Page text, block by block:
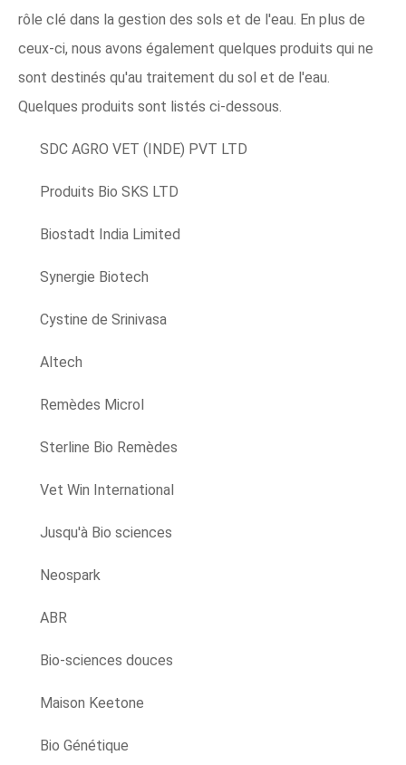
rôle clé dans la gestion des sols et de l'eau. En plus de
ceux-ci, nous avons également quelques produits qui ne
sont destinés qu'au traitement du sol et de l'eau.
Quelques produits sont listés ci-dessous.
SDC AGRO VET (INDE) PVT LTD
Produits Bio SKS LTD
Biostadt India Limited
Synergie Biotech
Cystine de Srinivasa
Altech
Remèdes Microl
Sterline Bio Remèdes
Vet Win International
Jusqu'à Bio sciences
Neospark
ABR
Bio-sciences douces
Maison Keetone
Bio Génétique